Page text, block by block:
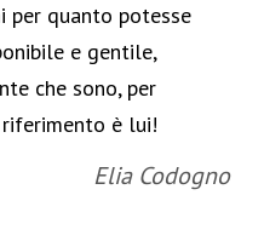
per quanto potesse
e gentile,
che sono, per
riferimento è lui!
Elia Codogno